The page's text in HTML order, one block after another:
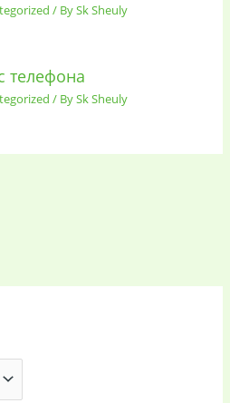
/ BySk Sheuly
телефона
/ BySk Sheuly